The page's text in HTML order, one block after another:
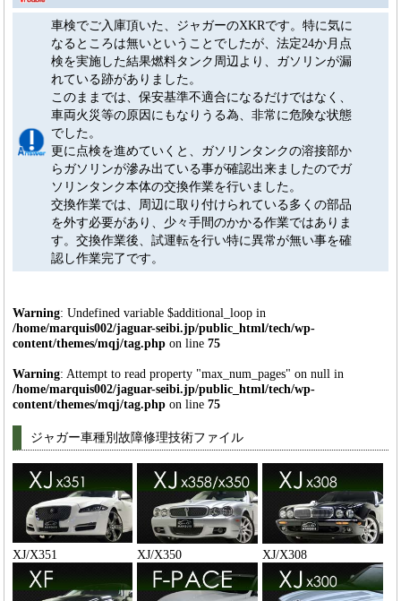
車検でご入庫頂いた、ジャガーのXKRです。特に気に
なるところは無いということでしたが、法定24か月点
検を実施した結果燃料タンク周辺より、ガソリンが漏
れている跡がありました。
このままでは、保安基準不適合になるだけではなく、
車両火災等の原因にもなりうる為、非常に危険な状態
でした。
更に点検を進めていくと、ガソリンタンクの溶接部か
らガソリンが滲み出ている事が確認出来ましたのでガ
ソリンタンク本体の交換作業を行いました。
交換作業では、周辺に取り付けられている多くの部品
を外す必要があり、少々手間のかかる作業ではありま
す。交換作業後、試運転を行い特に異常が無い事を確
認し作業完了です。
Warning: Undefined variable $additional_loop in
/home/marquis002/jaguar-seibi.jp/public_html/tech/wp-
content/themes/mqj/tag.php on line75
Warning: Attempt to read property "max_num_pages" on null in
/home/marquis002/jaguar-seibi.jp/public_html/tech/wp-
content/themes/mqj/tag.php on line75
ジャガー車種別故障修理技術ファイル
XJ/X351 XJ/X350 XJ/X308